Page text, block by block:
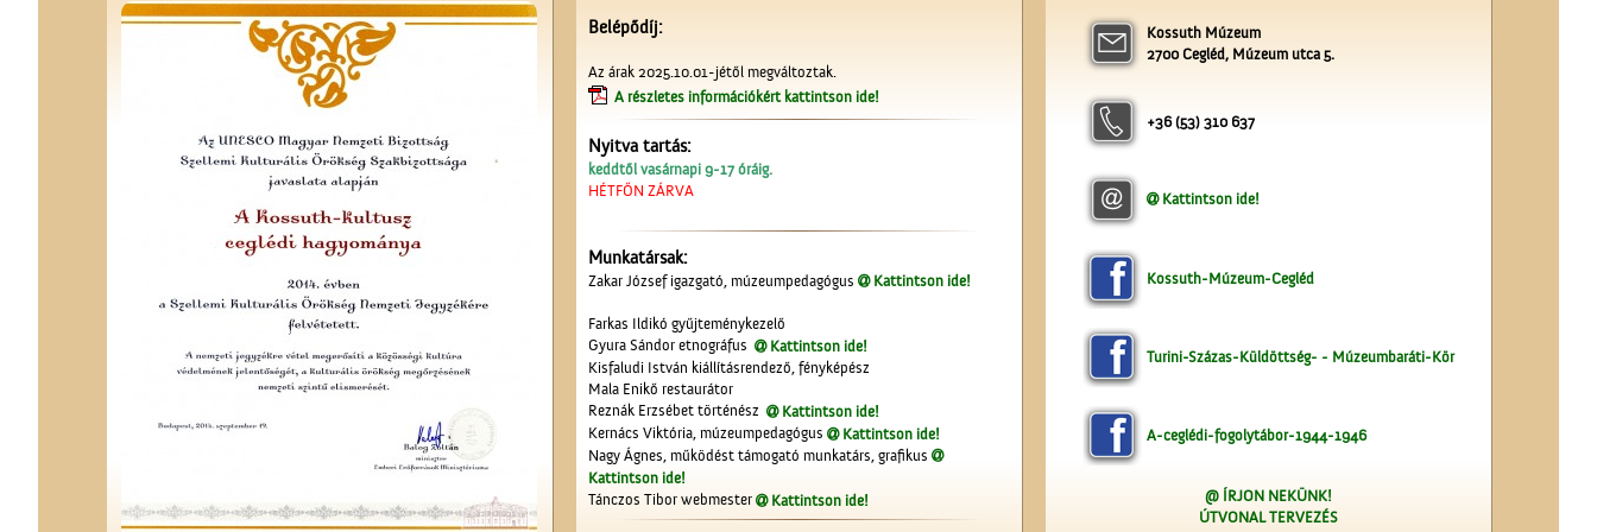
Belépődíj:
Az árak 2025.10.01-jétől megváltoztak.
A részletes információkért kattintson ide!
Nyitva tartás:
keddtől vasárnapi 9-17 óráig.
HÉTFŐN ZÁRVA
Munkatársak:
Zakar József igazgató, múzeumpedagógus Kattintson ide!
Farkas Ildikó gyűjteménykezelő
Gyura Sándor etnográfus
Kattintson ide!
Kisfaludi István kiállításrendező, fényképész
Mala Enikő restaurátor
Reznák Erzsébet történész
Kattintson ide!
Kernács Viktória, múzeumpedagógus
Kattintson ide!
Nagy Ágnes, működést támogató munkatárs, grafikus
Kattintson ide!
Tánczos Tibor webmester
Kattintson ide!
Kossuth Múzeum
2700 Cegléd, Múzeum utca 5.
+36 (53) 310 637
Kattintson ide!
Kossuth-Múzeum-Cegléd
Turini-Százas-Küldöttség- - Múzeumbaráti-Kör
A-ceglédi-fogolytábor-1944-1946
@ ÍRJON NEKÜNK!
ÚTVONAL TERVEZÉS